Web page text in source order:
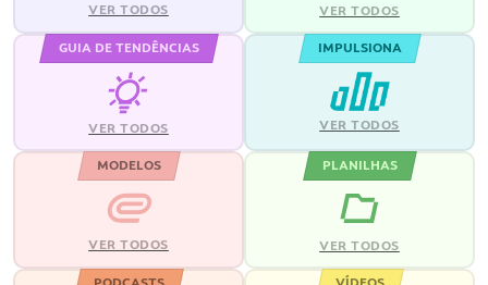
VER TODOS VER TODOS
GUIA DE TENDÊNCIAS
VER TODOS
IMPULSIONA
VER TODOS
MODELOS
VER TODOS
PLANILHAS
VER TODOS